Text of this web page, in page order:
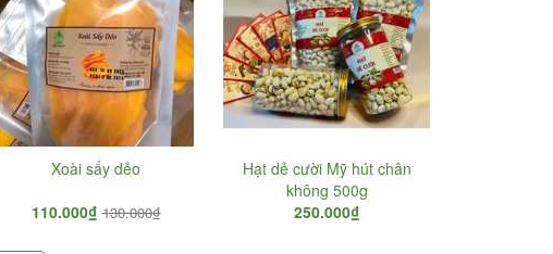
Xoài sấy dẻo
110.000₫ 130.000₫
Hạt dẻ cười Mỹ hút chân
không 500g
250.000₫